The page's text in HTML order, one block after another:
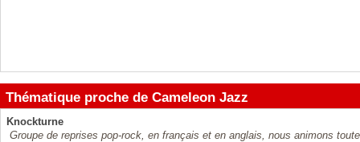
Thématique proche de Cameleon Jazz
Knockturne
Groupe de reprises pop-rock, en français et en anglais, nous animons